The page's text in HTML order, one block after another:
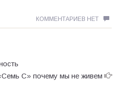
КОММЕНТАРИЕВ НЕТ
С» почему мы не живем